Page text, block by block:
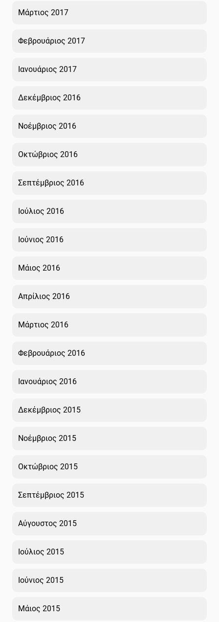
Μάρτιος 2017
Φεβρουάριος 2017
Ιανουάριος 2017
Δεκέμβριος 2016
Νοέμβριος 2016
Οκτώβριος 2016
Σεπτέμβριος 2016
Ιούλιος 2016
Ιούνιος 2016
Μάιος 2016
Απρίλιος 2016
Μάρτιος 2016
Φεβρουάριος 2016
Ιανουάριος 2016
Δεκέμβριος 2015
Νοέμβριος 2015
Οκτώβριος 2015
Σεπτέμβριος 2015
Αύγουστος 2015
Ιούλιος 2015
Ιούνιος 2015
Μάιος 2015